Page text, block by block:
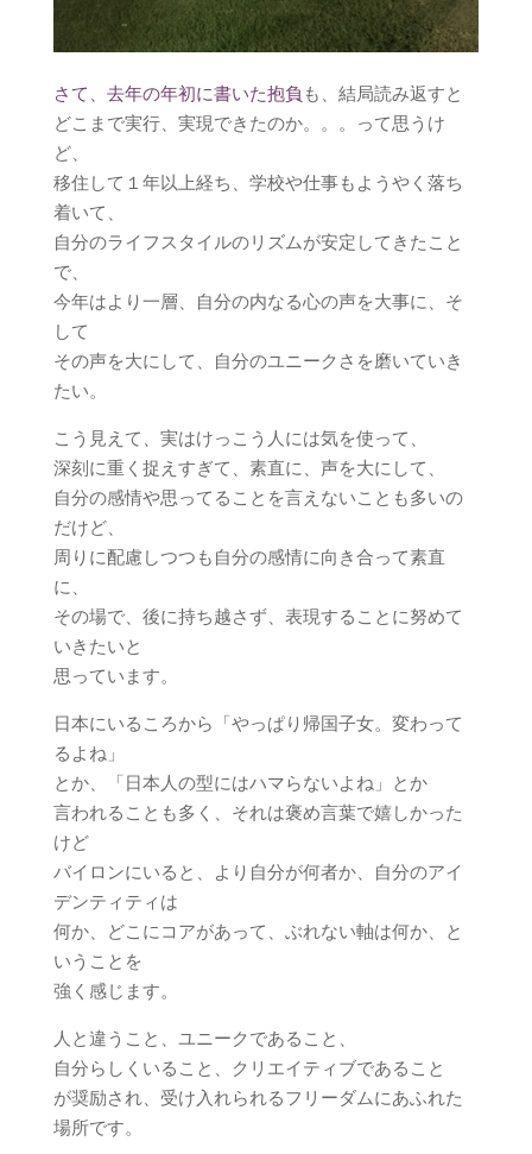
さて、去年の年初に書いた抱負 も、結局読み返すと
どこまで実行、実現できたのか。。。って思うけ
ど、
移住して１年以上経ち、学校や仕事もようやく落ち
着いて、
自分のライフスタイルのリズムが安定してきたこと
で、
今年はより一層、自分の内なる心の声を大事に、そ
して
その声を大にして、自分のユニークさを磨いていき
たい。
こう見えて、実はけっこう人には気を使って、
深刻に重く捉えすぎて、素直に、声を大にして、
自分の感情や思ってることを言えないことも多いの
だけど、
周りに配慮しつつも自分の感情に向き合って素直
に、
その場で、後に持ち越さず、表現することに努めて
いきたいと
思っています。
日本にいるころから「やっぱり帰国子女。変わって
るよね」
とか、「日本人の型にはハマらないよね」とか
言われることも多く、それは褒め言葉で嬉しかった
けど
バイロンにいると、より自分が何者か、自分のアイ
デンティティは
何か、どこにコアがあって、ぶれない軸は何か、と
いうことを
強く感じます。
人と違うこと、ユニークであること、
自分らしくいること、クリエイティブであること
が奨励され、受け入れられるフリーダムにあふれた
場所です。